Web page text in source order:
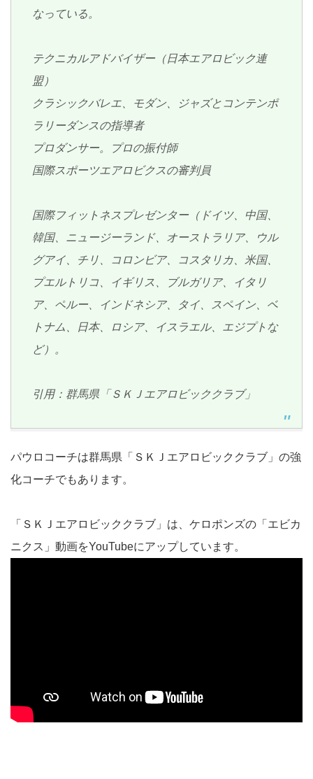
なっている。
テクニカルアドバイザー（日本エアロビック連
盟）
クラシックバレエ、モダン、ジャズとコンテンポ
ラリーダンスの指導者
プロダンサー。プロの振付師
国際スポーツエアロビクスの審判員
国際フィットネスプレゼンター（ドイツ、中国、
韓国、ニュージーランド、オーストラリア、ウル
グアイ、チリ、コロンビア、コスタリカ、米国、
プエルトリコ、イギリス、ブルガリア、イタリ
ア、ペルー、インドネシア、タイ、スペイン、ベ
トナム、日本、ロシア、イスラエル、エジプトな
ど）。
引用：群馬県「ＳＫＪエアロビッククラブ」
パウロコーチは群馬県「ＳＫＪエアロビッククラブ」の強
化コーチでもあります。
「ＳＫＪエアロビッククラブ」は、ケロポンズの「エビカ
ニクス」動画をYouTubeにアップしています。